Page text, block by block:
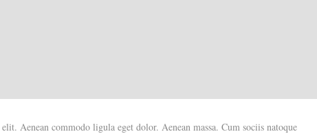
Aenean commodo ligula eget dolor. Aenean massa. Cum sociis natoque